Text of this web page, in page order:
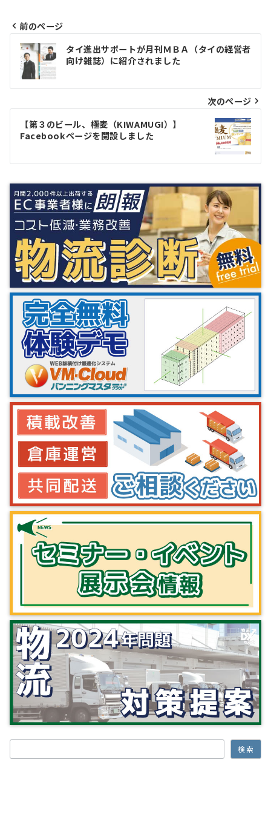
投
稿
ナ
ビ
シ
ョ
ン
前のページ
タイ進出サポートが月刊ＭＢＡ（タイの経営者
向け雑誌）に紹介されました
次のページ
【第３のビール、極麦（KIWAMUGI）】
Facebookページを開設しました
検索